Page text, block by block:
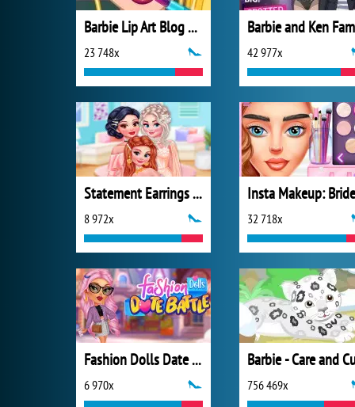
Barbie Lip Art Blog Spot
23 748x 42 977x
Statement Earrings Makeover
8 972x
Insta Makeup: Bride
32 718x
Fashion Dolls Date Battle
6 970x 756 469x